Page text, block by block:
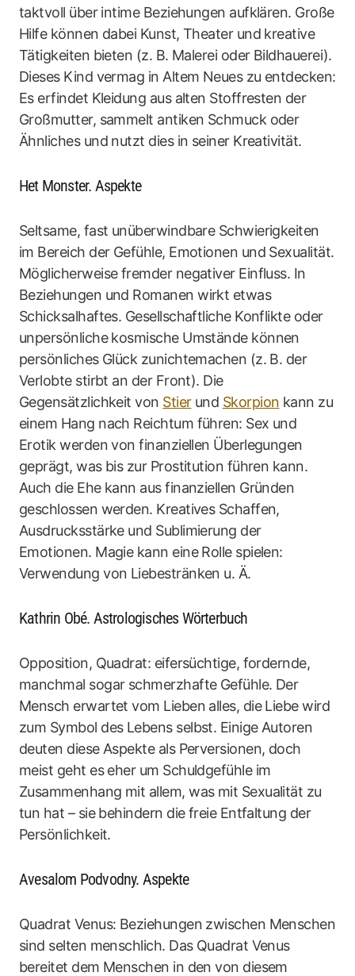
taktvoll über intime Beziehungen aufklären. Große
Hilfe können dabei Kunst, Theater und kreative
Tätigkeiten bieten (z. B. Malerei oder Bildhauerei).
Dieses Kind vermag in Altem Neues zu entdecken:
Es erfindet Kleidung aus alten Stoffresten der
Großmutter, sammelt antiken Schmuck oder
Ähnliches und nutzt dies in seiner Kreativität.
Het Monster. Aspekte
Seltsame, fast unüberwindbare Schwierigkeiten
im Bereich der Gefühle, Emotionen und Sexualität.
Möglicherweise fremder negativer Einfluss. In
Beziehungen und Romanen wirkt etwas
Schicksalhaftes. Gesellschaftliche Konflikte oder
unpersönliche kosmische Umstände können
persönliches Glück zunichtemachen (z. B. der
Verlobte stirbt an der Front). Die
Gegensätzlichkeit von Stierund Skorpion kann zu
einem Hang nach Reichtum führen: Sex und
Erotik werden von finanziellen Überlegungen
geprägt, was bis zur Prostitution führen kann.
Auch die Ehe kann aus finanziellen Gründen
geschlossen werden. Kreatives Schaffen,
Ausdrucksstärke und Sublimierung der
Emotionen. Magie kann eine Rolle spielen:
Verwendung von Liebestränken u. Ä.
Kathrin Obé. Astrologisches Wörterbuch
Opposition, Quadrat: eifersüchtige, fordernde,
manchmal sogar schmerzhafte Gefühle. Der
Mensch erwartet vom Lieben alles, die Liebe wird
zum Symbol des Lebens selbst. Einige Autoren
deuten diese Aspekte als Perversionen, doch
meist geht es eher um Schuldgefühle im
Zusammenhang mit allem, was mit Sexualität zu
tun hat – sie behindern die freie Entfaltung der
Persönlichkeit.
Avesalom Podvodny. Aspekte
Quadrat Venus: Beziehungen zwischen Menschen
sind selten menschlich. Das Quadrat Venus
bereitet dem Menschen in den von diesem